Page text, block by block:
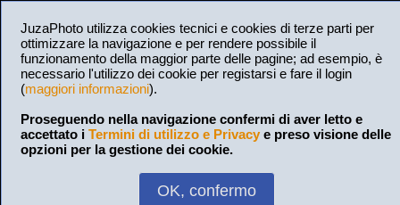
JuzaPhoto utilizza cookies tecnici e cookies di terze parti per
ottimizzare la navigazione e per rendere possibile il
funzionamento della maggior parte delle pagine; ad esempio, è
necessario l'utilizzo dei cookie per registarsi e fare il login
(maggiori informazioni).
Proseguendo nella navigazione confermi di aver letto e
accettato i Termini di utilizzo e Privacy e preso visione delle
opzioni per la gestione dei cookie.
OK, confermo